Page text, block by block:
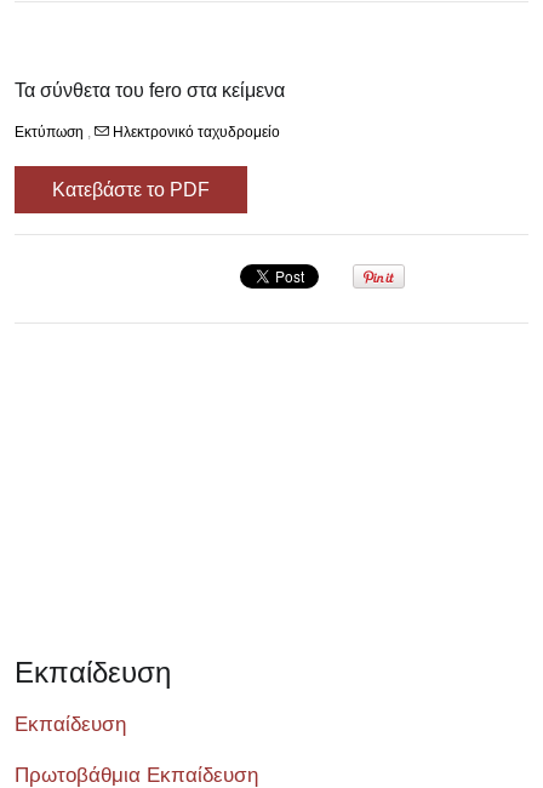
Τα σύνθετα του fero στα κείμενα
Εκτύπωση , Ηλεκτρονικό ταχυδρομείο
Κατεβάστε το PDF
Εκπαίδευση
Εκπαίδευση
Πρωτοβάθμια Εκπαίδευση